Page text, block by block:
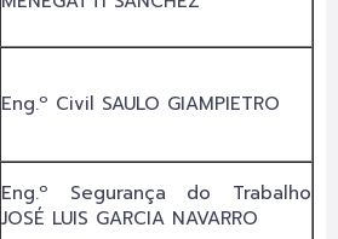
Eng.º Civil SAULO GIAMPIETRO
Eng.º Segurança do Trabalho
JOSÉ LUIS GARCIA NAVARRO